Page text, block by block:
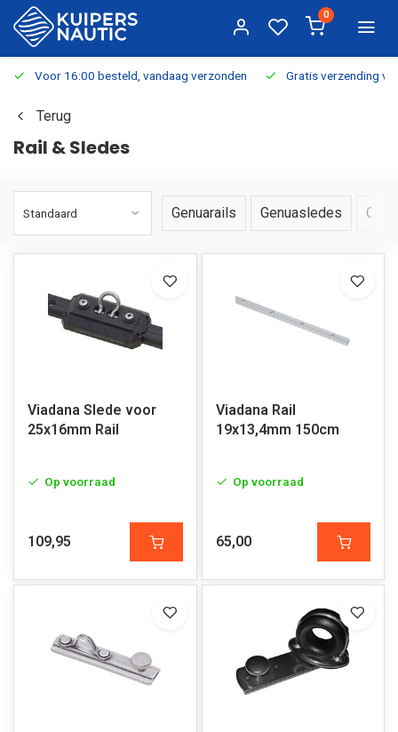
0
Voor 16:00 besteld, vandaag verzonden Gratis verzending
Terug
Rail & Sledes
Genuarails Genuasledes
Viadana Slede voor
25x16mm Rail
Op voorraad
109,95
Viadana Rail
19x13,4mm 150cm
Op voorraad
65,00